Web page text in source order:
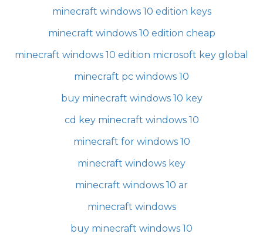
minecraft windows 10 edition keys
minecraft windows 10 edition cheap
minecraft windows 10 edition microsoft key global
minecraft pc windows 10
buy minecraft windows 10 key
cd key minecraft windows 10
minecraft for windows 10
minecraft windows key
minecraft windows 10 ar
minecraft windows
buy minecraft windows 10